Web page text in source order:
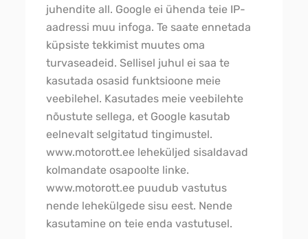
juhendite all. Google ei ühenda teie IP-
aadressi muu infoga. Te saate ennetada
küpsiste tekkimist muutes oma
turvaseadeid. Sellisel juhul ei saa te
kasutada osasid funktsioone meie
veebilehel. Kasutades meie veebilehte
nõustute sellega, et Google kasutab
eelnevalt selgitatud tingimustel.
www.motorott.ee leheküljed sisaldavad
kolmandate osapoolte linke.
www.motorott.ee puudub vastutus
nende lehekülgede sisu eest. Nende
kasutamine on teie enda vastutusel.